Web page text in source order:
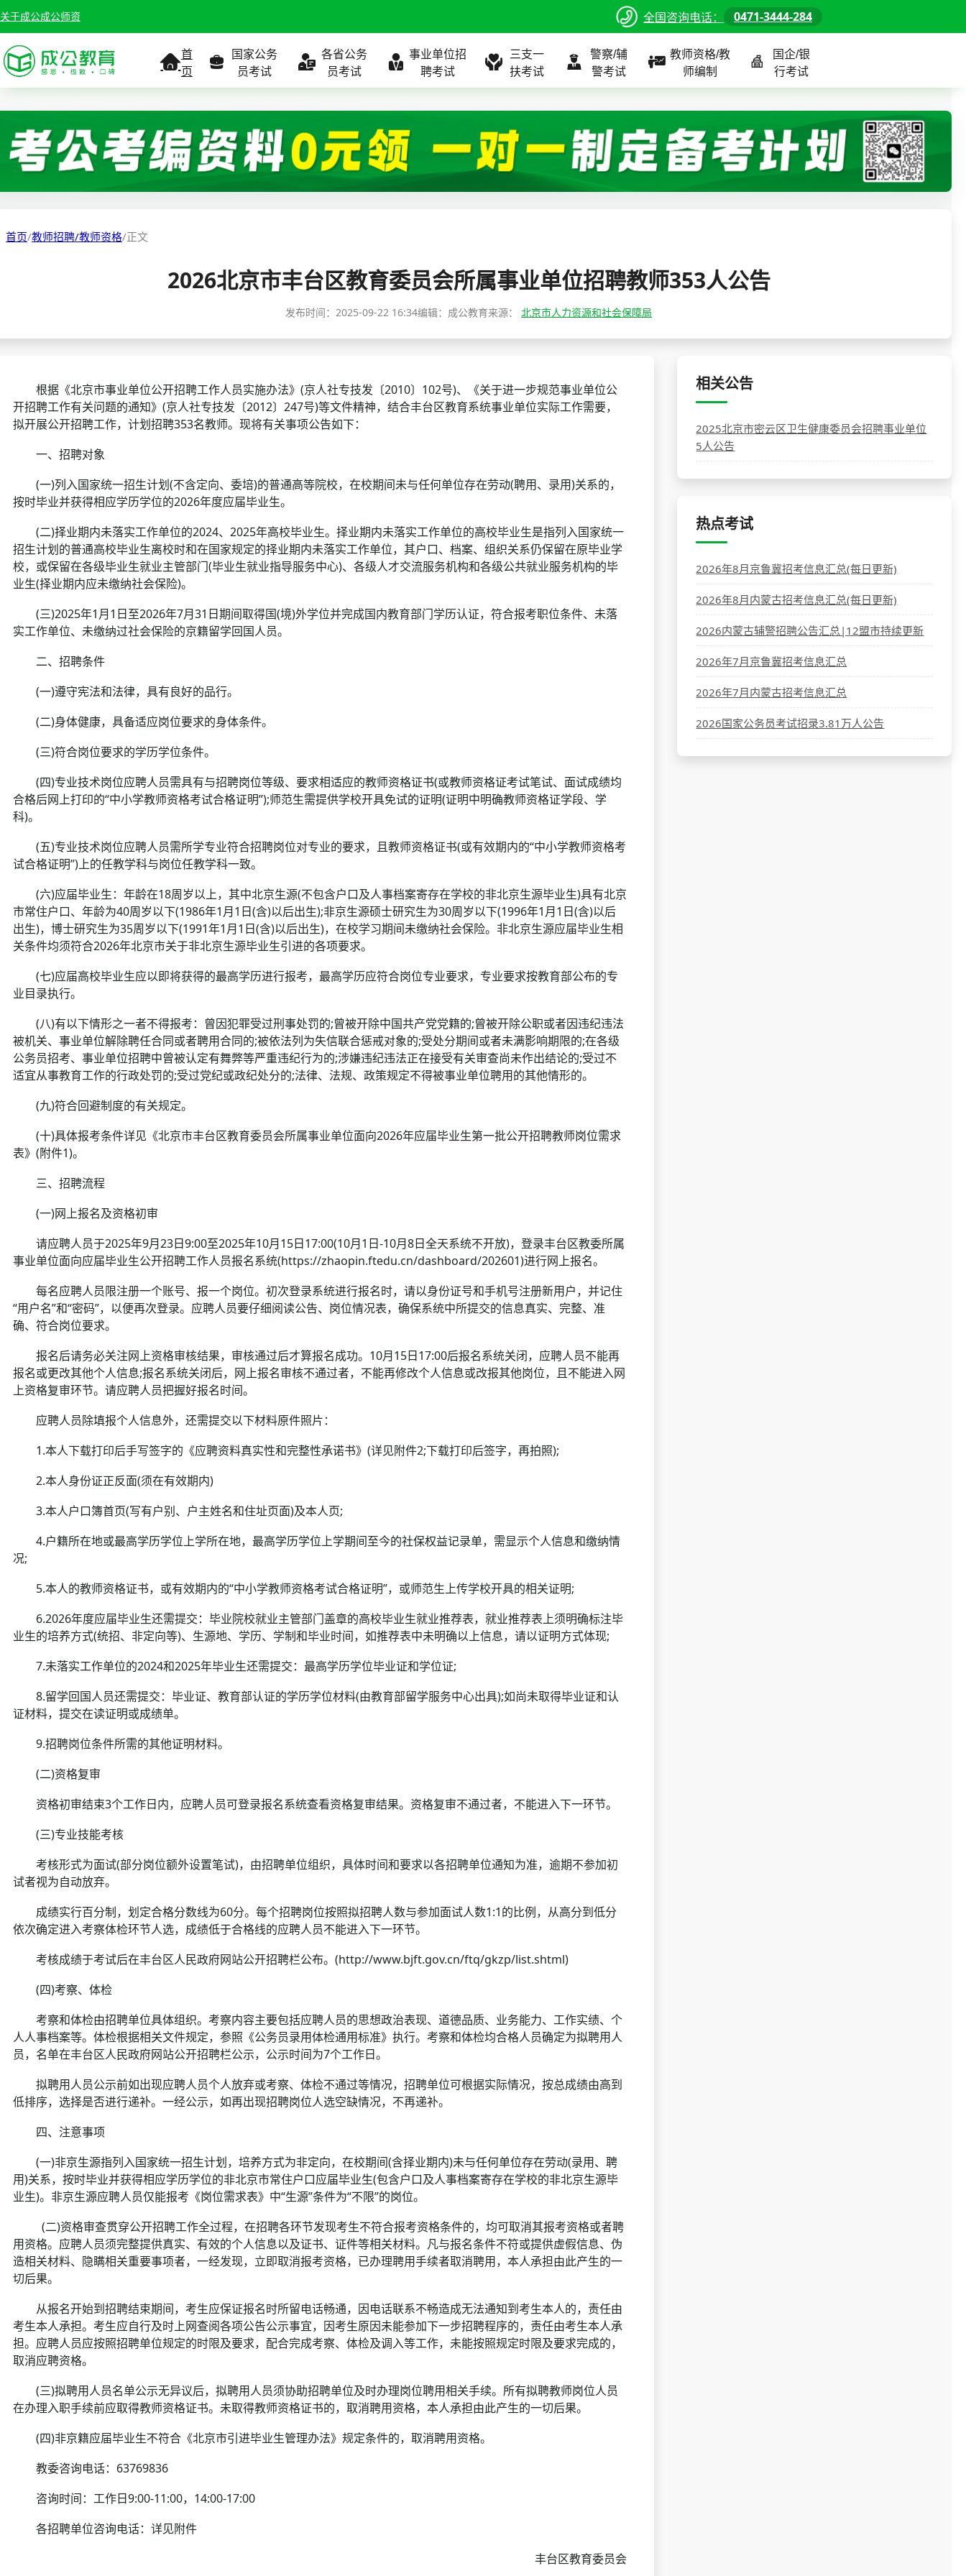
关于成公成公师资 全国咨询电话： 0471-3444-284
首
页
国家公务
员考试
考试公告
职位表
缴费确认
成绩查询
分数线
面试补录
公务员课程
各省公务
员考试
考试公告
职位表
准考证打印
分数线
历年真题
全国
北京
内蒙古
公务员课程
事业单位招
聘考试
考试公告
职位表
准考证打印
考试政策
分数线
历年真题
全国
北京
内蒙古
事业单位课程
三支一
扶考试
考试公告
职位表
成绩查询
分数线
全国
北京
内蒙古
三支一扶课程
警察/辅
警考试
考试公告
职位表
面试补录
历年真题
全国
北京
内蒙古
警察/辅警课程
教师资格/教
师编制
考试公告
职位表
面试补录
历年真题
全国
北京
内蒙古
教师/资格课程
国企/银
行考试
考试公告
职位表
面试补录
历年真题
全国
北京
内蒙古
国企/银行课程
首页/教师招聘/教师资格/正文
2026北京市丰台区教育委员会所属事业单位招聘教师353人公告
发布时间： 2025-09-22 16:34编辑：成公教育来源： 北京市人力资源和社会保障局
根据《北京市事业单位公开招聘工作人员实施办法》(京人社专技发〔2010〕102号)、《关于进一步规范事业单位公
开招聘工作有关问题的通知》(京人社专技发〔2012〕247号)等文件精神，结合丰台区教育系统事业单位实际工作需要，
拟开展公开招聘工作，计划招聘353名教师。现将有关事项公告如下：
一、招聘对象
(一)列入国家统一招生计划(不含定向、委培)的普通高等院校，在校期间未与任何单位存在劳动(聘用、录用)关系的，
按时毕业并获得相应学历学位的2026年度应届毕业生。
(二)择业期内未落实工作单位的2024、2025年高校毕业生。择业期内未落实工作单位的高校毕业生是指列入国家统一
招生计划的普通高校毕业生离校时和在国家规定的择业期内未落实工作单位，其户口、档案、组织关系仍保留在原毕业学
校，或保留在各级毕业生就业主管部门(毕业生就业指导服务中心)、各级人才交流服务机构和各级公共就业服务机构的毕
业生(择业期内应未缴纳社会保险)。
(三)2025年1月1日至2026年7月31日期间取得国(境)外学位并完成国内教育部门学历认证，符合报考职位条件、未落
实工作单位、未缴纳过社会保险的京籍留学回国人员。
二、招聘条件
(一)遵守宪法和法律，具有良好的品行。
(二)身体健康，具备适应岗位要求的身体条件。
(三)符合岗位要求的学历学位条件。
(四)专业技术岗位应聘人员需具有与招聘岗位等级、要求相适应的教师资格证书(或教师资格证考试笔试、面试成绩均
合格后网上打印的“中小学教师资格考试合格证明”);师范生需提供学校开具免试的证明(证明中明确教师资格证学段、学
科)。
(五)专业技术岗位应聘人员需所学专业符合招聘岗位对专业的要求，且教师资格证书(或有效期内的“中小学教师资格考
试合格证明”)上的任教学科与岗位任教学科一致。
(六)应届毕业生：年龄在18周岁以上，其中北京生源(不包含户口及人事档案寄存在学校的非北京生源毕业生)具有北京
市常住户口、年龄为40周岁以下(1986年1月1日(含)以后出生);非京生源硕士研究生为30周岁以下(1996年1月1日(含)以后
出生)，博士研究生为35周岁以下(1991年1月1日(含)以后出生)，在校学习期间未缴纳社会保险。非北京生源应届毕业生相
关条件均须符合2026年北京市关于非北京生源毕业生引进的各项要求。
(七)应届高校毕业生应以即将获得的最高学历进行报考，最高学历应符合岗位专业要求，专业要求按教育部公布的专
业目录执行。
(八)有以下情形之一者不得报考：曾因犯罪受过刑事处罚的;曾被开除中国共产党党籍的;曾被开除公职或者因违纪违法
被机关、事业单位解除聘任合同或者聘用合同的;被依法列为失信联合惩戒对象的;受处分期间或者未满影响期限的;在各级
公务员招考、事业单位招聘中曾被认定有舞弊等严重违纪行为的;涉嫌违纪违法正在接受有关审查尚未作出结论的;受过不
适宜从事教育工作的行政处罚的;受过党纪或政纪处分的;法律、法规、政策规定不得被事业单位聘用的其他情形的。
(九)符合回避制度的有关规定。
(十)具体报考条件详见《北京市丰台区教育委员会所属事业单位面向2026年应届毕业生第一批公开招聘教师岗位需求
表》(附件1)。
三、招聘流程
(一)网上报名及资格初审
请应聘人员于2025年9月23日9:00至2025年10月15日17:00(10月1日-10月8日全天系统不开放)，登录丰台区教委所属
事业单位面向应届毕业生公开招聘工作人员报名系统(https://zhaopin.ftedu.cn/dashboard/202601)进行网上报名。
每名应聘人员限注册一个账号、报一个岗位。初次登录系统进行报名时，请以身份证号和手机号注册新用户，并记住
“用户名”和“密码”，以便再次登录。应聘人员要仔细阅读公告、岗位情况表，确保系统中所提交的信息真实、完整、准
确、符合岗位要求。
报名后请务必关注网上资格审核结果，审核通过后才算报名成功。10月15日17:00后报名系统关闭，应聘人员不能再
报名或更改其他个人信息;报名系统关闭后，网上报名审核不通过者，不能再修改个人信息或改报其他岗位，且不能进入网
上资格复审环节。请应聘人员把握好报名时间。
应聘人员除填报个人信息外，还需提交以下材料原件照片：
1.本人下载打印后手写签字的《应聘资料真实性和完整性承诺书》(详见附件2;下载打印后签字，再拍照);
2.本人身份证正反面(须在有效期内)
3.本人户口簿首页(写有户别、户主姓名和住址页面)及本人页;
4.户籍所在地或最高学历学位上学所在地，最高学历学位上学期间至今的社保权益记录单，需显示个人信息和缴纳情
况;
5.本人的教师资格证书，或有效期内的“中小学教师资格考试合格证明”，或师范生上传学校开具的相关证明;
6.2026年度应届毕业生还需提交：毕业院校就业主管部门盖章的高校毕业生就业推荐表，就业推荐表上须明确标注毕
业生的培养方式(统招、非定向等)、生源地、学历、学制和毕业时间，如推荐表中未明确以上信息，请以证明方式体现;
7.未落实工作单位的2024和2025年毕业生还需提交：最高学历学位毕业证和学位证;
8.留学回国人员还需提交：毕业证、教育部认证的学历学位材料(由教育部留学服务中心出具);如尚未取得毕业证和认
证材料，提交在读证明或成绩单。
9.招聘岗位条件所需的其他证明材料。
(二)资格复审
资格初审结束3个工作日内，应聘人员可登录报名系统查看资格复审结果。资格复审不通过者，不能进入下一环节。
(三)专业技能考核
考核形式为面试(部分岗位额外设置笔试)，由招聘单位组织，具体时间和要求以各招聘单位通知为准，逾期不参加初
试者视为自动放弃。
成绩实行百分制，划定合格分数线为60分。每个招聘岗位按照拟招聘人数与参加面试人数1:1的比例，从高分到低分
依次确定进入考察体检环节人选，成绩低于合格线的应聘人员不能进入下一环节。
考核成绩于考试后在丰台区人民政府网站公开招聘栏公布。(http://www.bjft.gov.cn/ftq/gkzp/list.shtml)
(四)考察、体检
考察和体检由招聘单位具体组织。考察内容主要包括应聘人员的思想政治表现、道德品质、业务能力、工作实绩、个
人人事档案等。体检根据相关文件规定，参照《公务员录用体检通用标准》执行。考察和体检均合格人员确定为拟聘用人
员，名单在丰台区人民政府网站公开招聘栏公示，公示时间为7个工作日。
拟聘用人员公示前如出现应聘人员个人放弃或考察、体检不通过等情况，招聘单位可根据实际情况，按总成绩由高到
低排序，选择是否进行递补。一经公示，如再出现招聘岗位人选空缺情况，不再递补。
四、注意事项
(一)非京生源指列入国家统一招生计划，培养方式为非定向，在校期间(含择业期内)未与任何单位存在劳动(录用、聘
用)关系，按时毕业并获得相应学历学位的非北京市常住户口应届毕业生(包含户口及人事档案寄存在学校的非北京生源毕
业生)。非京生源应聘人员仅能报考《岗位需求表》中“生源”条件为“不限”的岗位。
(二)资格审查贯穿公开招聘工作全过程，在招聘各环节发现考生不符合报考资格条件的，均可取消其报考资格或者聘
用资格。应聘人员须完整提供真实、有效的个人信息以及证书、证件等相关材料。凡与报名条件不符或提供虚假信息、伪
造相关材料、隐瞒相关重要事项者，一经发现，立即取消报考资格，已办理聘用手续者取消聘用，本人承担由此产生的一
切后果。
从报名开始到招聘结束期间，考生应保证报名时所留电话畅通，因电话联系不畅造成无法通知到考生本人的，责任由
考生本人承担。考生应自行及时上网查阅各项公告公示事宜，因考生原因未能参加下一步招聘程序的，责任由考生本人承
担。应聘人员应按照招聘单位规定的时限及要求，配合完成考察、体检及调入等工作，未能按照规定时限及要求完成的，
取消应聘资格。
(三)拟聘用人员名单公示无异议后，拟聘用人员须协助招聘单位及时办理岗位聘用相关手续。所有拟聘教师岗位人员
在办理入职手续前应取得教师资格证书。未取得教师资格证书的，取消聘用资格，本人承担由此产生的一切后果。
(四)非京籍应届毕业生不符合《北京市引进毕业生管理办法》规定条件的，取消聘用资格。
教委咨询电话：63769836
咨询时间：工作日9:00-11:00，14:00-17:00
各招聘单位咨询电话：详见附件
丰台区教育委员会
相关公告
2025北京市密云区卫生健康委员会招聘事业单位
5人公告
热点考试
2026年8月京鲁冀招考信息汇总(每日更新)
2026年8月内蒙古招考信息汇总(每日更新)
2026内蒙古辅警招聘公告汇总|12盟市持续更新
2026年7月京鲁冀招考信息汇总
2026年7月内蒙古招考信息汇总
2026国家公务员考试招录3.81万人公告